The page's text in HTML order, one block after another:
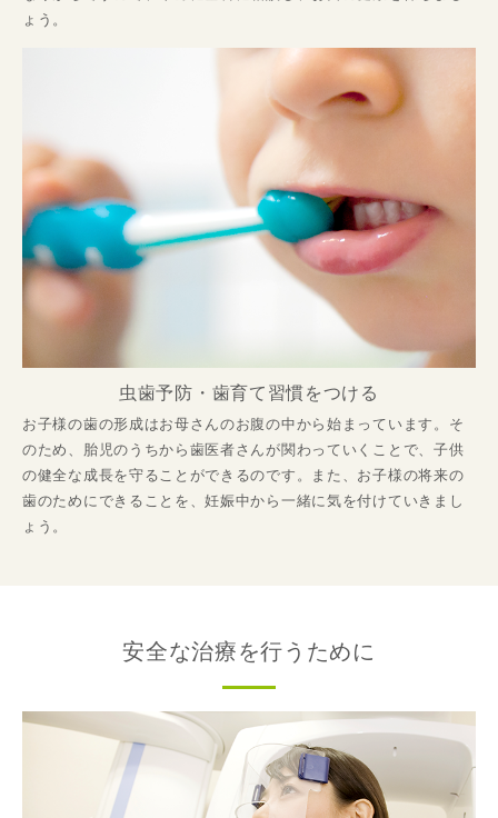
ょう。
虫歯予防・歯育て習慣をつける
お子様の歯の形成はお母さんのお腹の中から始まっています。そ
のため、胎児のうちから歯医者さんが関わっていくことで、子供
の健全な成長を守ることができるのです。また、お子様の将来の
歯のためにできることを、妊娠中から一緒に気を付けていきまし
ょう。
安全な治療を行うために